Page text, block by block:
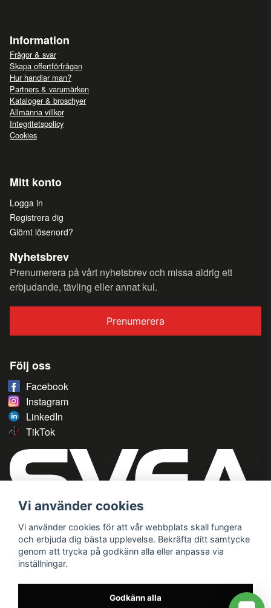
Information
Frågor & svar
Skapa offertförfrågan
Hur handlar man?
Partners & varumärken
Kataloger & broschyer
Allmänna villkor
Integritetspolicy
Cookies
Mitt konto
Logga in
Registrera dig
Glömt lösenord?
Nyhetsbrev
Prenumerera på vårt nyhetsbrev och missa aldrig ett
erbjudande, tävling eller annat kul.
Prenumerera
Följ oss
Facebook
Instagram
LinkedIn
TikTok
Vi använder cookies
Vi använder cookies för att vår webbplats skall fungera
och erbjuda dig bästa upplevelse. Bekräfta ditt samtycke
genom att trycka på godkänn alla eller anpassa via
inställningar.
Godkänn alla